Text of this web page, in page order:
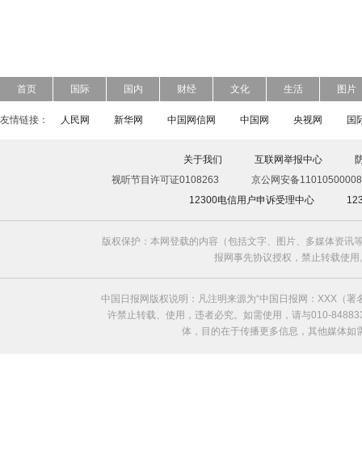
首页 国际 国内 财经 文化 生活 图片
友情链接： 人民网 新华网 中国网信网 中国网 央视网 国
关于我们 互联网举报中心
视听节目许可证0108263
京公网安备
12300电信用户申诉受理中心
版权保护：本网登载的内容（包括文字、图片、多媒体资
报网事先协议授权，禁止转载使
中国日报网版权说明：凡注明来源为“中国日报网：XXX（
许禁止转载、使用，违者必究。如需使用，请与010-
体，目的在于传播更多信息，其他媒体